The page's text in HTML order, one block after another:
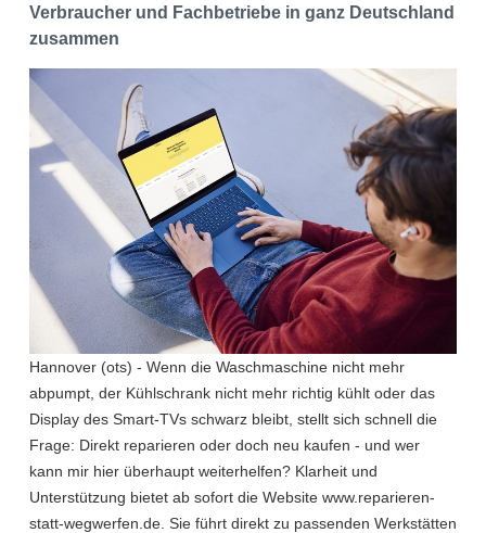
Verbraucher und Fachbetriebe in ganz Deutschland
zusammen
Hannover (ots) - Wenn die Waschmaschine nicht mehr
abpumpt, der Kühlschrank nicht mehr richtig kühlt oder das
Display des Smart-TVs schwarz bleibt, stellt sich schnell die
Frage: Direkt reparieren oder doch neu kaufen - und wer
kann mir hier überhaupt weiterhelfen? Klarheit und
Unterstützung bietet ab sofort die Website www.reparieren-
statt-wegwerfen.de. Sie führt direkt zu passenden Werkstätten